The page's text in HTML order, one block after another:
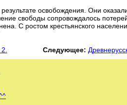
освобождения. Они
свободы сопровождалось
С ростом крестьянского
Следующее: